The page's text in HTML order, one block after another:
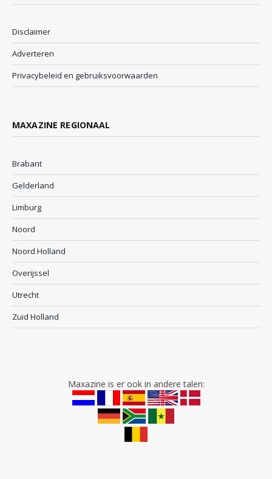
Disclaimer
Adverteren
Privacybeleid en gebruiksvoorwaarden
MAXAZINE REGIONAAL
Brabant
Gelderland
Limburg
Noord
Noord Holland
Overijssel
Utrecht
Zuid Holland
Maxazine is er ook in andere talen: